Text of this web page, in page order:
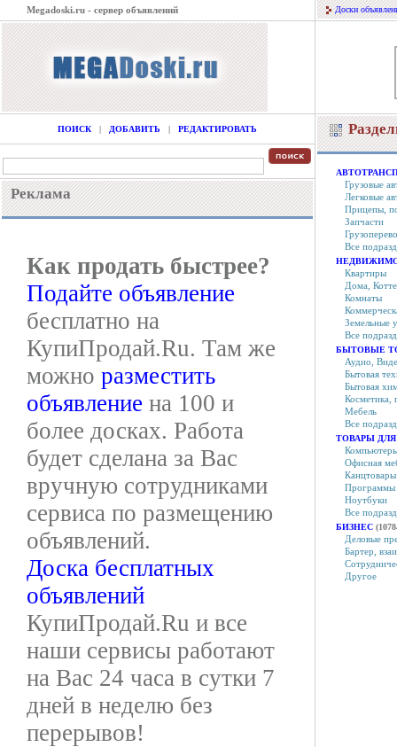
Megadoski.ru - сервер объявлений Доски
ПОИСК | ДОБАВИТЬ | РЕДАКТИРОВАТЬ
Реклама
Как продать быстрее?
Подайте объявление
бесплатно на
КупиПродай.Ru. Там же
можно разместить
объявление на 100 и
более досках. Работа
будет сделана за Вас
вручную сотрудниками
сервиса по размещению
объявлений.
Доска бесплатных
объявлений
КупиПродай.Ru и все
наши сервисы работают
на Вас 24 часа в сутки 7
дней в неделю без
перерывов!
Грузовые
Легковые
Прицепы,
Запчасти
Все
Квартиры
Дома,
Комнаты
Земельные
Все
БЫТОВЫЕ
Аудио,
Бытовая
Бытовая
Косметика,
Мебель
Все
ТОВАРЫ
Офисная
Канцтовары
Программы
Ноутбуки
Все
БИЗНЕС
Деловые
Бартер,
Другое